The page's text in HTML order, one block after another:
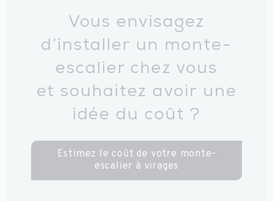
Vous envisagez
d’installer un monte-
escalier chez vous
et souhaitez avoir une
idée du coût ?
Estimez le coût de votre monte-
escalier à virages